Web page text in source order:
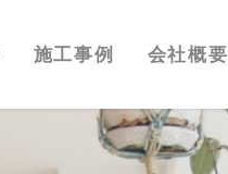
施工事例 会社概要